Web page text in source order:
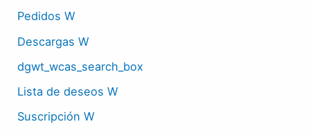
Pedidos W
Descargas W
dgwt_wcas_search_box
Lista de deseos W
Suscripción W